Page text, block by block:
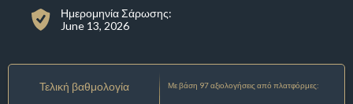
Ημερομηνία Σάρωσης:
June 13, 2026
Τελική βαθμολογία Με βάση 97 αξιολογήσεις από πλατφόρμες: